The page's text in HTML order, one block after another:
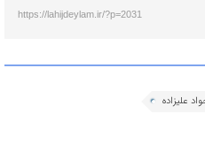
https://lahijdeylam.ir/?p=2031
علیزاده